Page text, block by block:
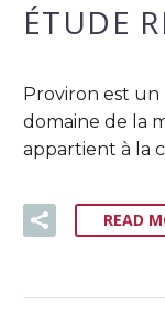
ÉTUDE
Proviron est un
domaine de la
appartient à la
READ